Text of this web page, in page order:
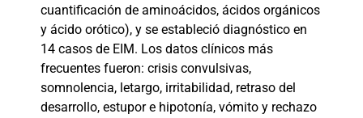
cuantificación de aminoácidos, ácidos orgánicos
y ácido orótico), y se estableció diagnóstico en
14 casos de EIM. Los datos clínicos más
frecuentes fueron: crisis convulsivas,
somnolencia, letargo, irritabilidad, retraso del
desarrollo, estupor e hipotonía, vómito y rechazo